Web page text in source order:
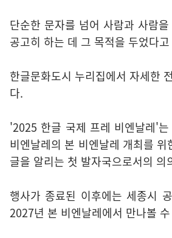
단순한 문자를 넘어 사람과 사람
공고히 하는 데 그 목적을 두었다
한글문화도시 누리집에서 자세한
다.
'2025 한글 국제 프레 비엔날레'
비엔날레의 본 비엔날레 개최를
글을 알리는 첫 발자국으로서의 의
행사가 종료된 이후에는 세종시
2027년 본 비엔날레에서 만나볼